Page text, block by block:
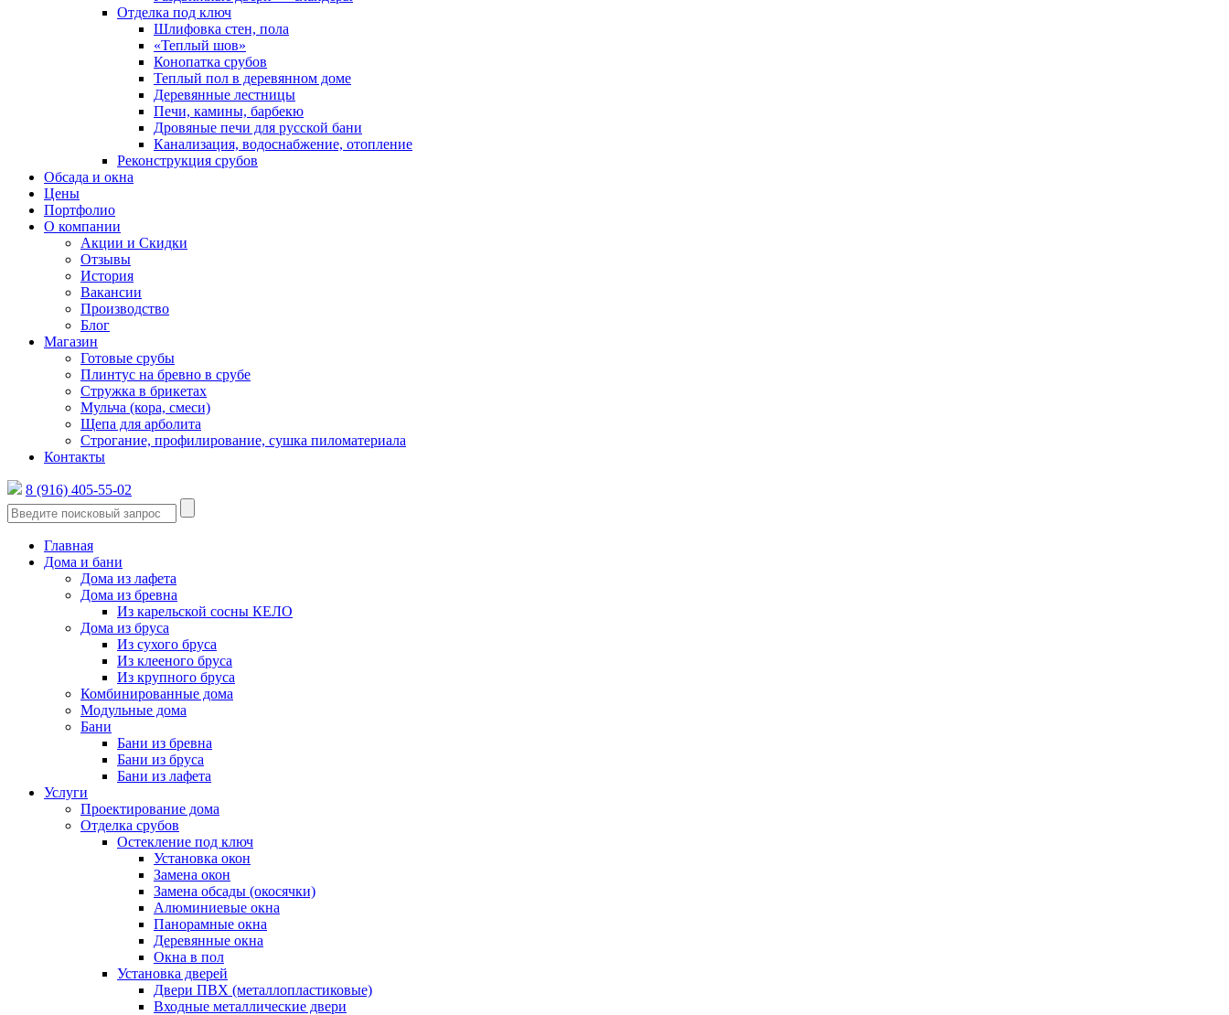
Отделка под ключ
Шлифовка стен, пола
«Теплый шов»
Конопатка срубов
Теплый пол в деревянном доме
Деревянные лестницы
Печи, камины, барбекю
Дровяные печи для русской бани
Канализация, водоснабжение, отопление
Реконструкция срубов
Обсада и окна
Цены
Портфолио
О компании
Акции и Скидки
Отзывы
История
Вакансии
Производство
Блог
Магазин
Готовые срубы
Плинтус на бревно в срубе
Стружка в брикетах
Мульча (кора, смеси)
Щепа для арболита
Строгание, профилирование, сушка пиломатериала
Контакты
8 (916) 405-55-02
Главная
Дома и бани
Дома из лафета
Дома из бревна
Из карельской сосны КЕЛО
Дома из бруса
Из сухого бруса
Из клееного бруса
Из крупного бруса
Комбинированные дома
Модульные дома
Бани
Бани из бревна
Бани из бруса
Бани из лафета
Услуги
Проектирование дома
Отделка срубов
Остекление под ключ
Установка окон
Замена окон
Замена обсады (окосячки)
Алюминиевые окна
Панорамные окна
Деревянные окна
Окна в пол
Установка дверей
Двери ПВХ (металлопластиковые)
Входные металлические двери